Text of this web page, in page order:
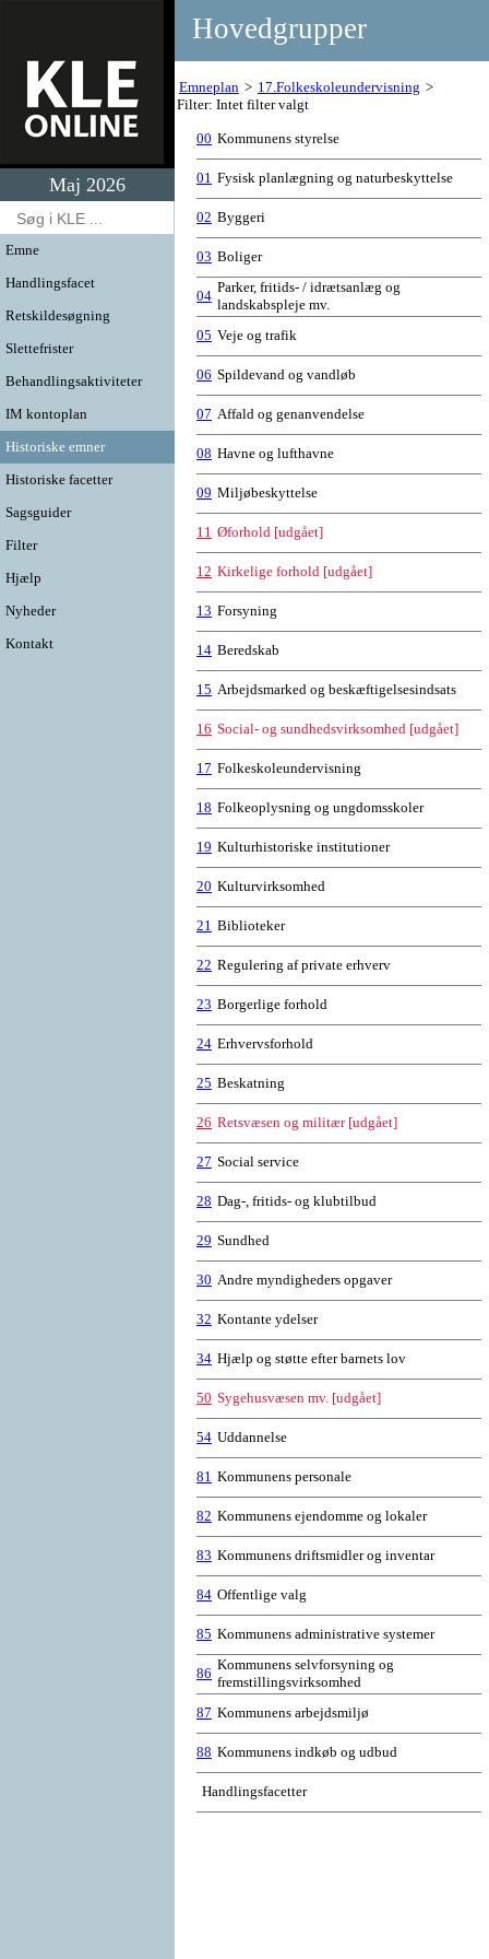
Maj 2026
Emne
Handlingsfacet
Retskildesøgning
Slettefrister
Behandlingsaktiviteter
IM kontoplan
Historiske emner
Historiske facetter
Sagsguider
Filter
Hjælp
Nyheder
Kontakt
Hovedgrupper
Emneplan
17.Folkeskoleundervisning
Filter: Intet filter valgt
00 Kommunens styrelse
01 Fysisk planlægning og naturbeskyttelse
02 Byggeri
03 Boliger
04
Parker, fritids- / idrætsanlæg og
landskabspleje mv.
05 Veje og trafik
06 Spildevand og vandløb
07 Affald og genanvendelse
08 Havne og lufthavne
09 Miljøbeskyttelse
11 Øforhold [udgået]
12 Kirkelige forhold [udgået]
13 Forsyning
14 Beredskab
15 Arbejdsmarked og beskæftigelsesindsats
16 Social- og sundhedsvirksomhed [udgået]
17 Folkeskoleundervisning
18 Folkeoplysning og ungdomsskoler
19 Kulturhistoriske institutioner
20 Kulturvirksomhed
21 Biblioteker
22 Regulering af private erhverv
23 Borgerlige forhold
24 Erhvervsforhold
25 Beskatning
26 Retsvæsen og militær [udgået]
27 Social service
28 Dag-, fritids- og klubtilbud
29 Sundhed
30 Andre myndigheders opgaver
32 Kontante ydelser
34 Hjælp og støtte efter barnets lov
50 Sygehusvæsen mv. [udgået]
54 Uddannelse
81 Kommunens personale
82 Kommunens ejendomme og lokaler
83 Kommunens driftsmidler og inventar
84 Offentlige valg
85 Kommunens administrative systemer
86
Kommunens selvforsyning og
fremstillingsvirksomhed
87 Kommunens arbejdsmiljø
88 Kommunens indkøb og udbud
Handlingsfacetter